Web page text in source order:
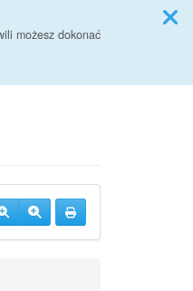
możesz dokonać